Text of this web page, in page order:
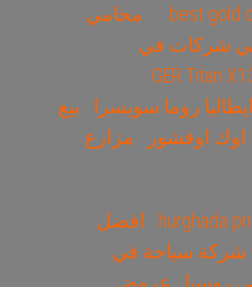
best gold
محامي
شركات في
GER Titan
روما سويسرا
بيع
اوك اوفشور
مزارع
hurghada
افضل
شركة سياحة في
روسيا عروض